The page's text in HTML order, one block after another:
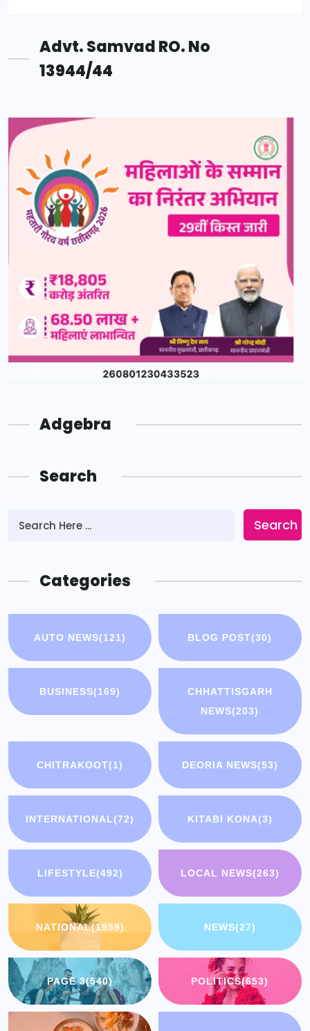
Advt. Samvad RO. No
13944/44
Adgebra
Search
Search
Categories
AUTO NEWS(121) BLOG POST(30)
BUSINESS(169)
CHHATTISGARH
NEWS(203)
CHITRAKOOT(1) DEORIA NEWS(53)
INTERNATIONAL(72) KITABI KONA(3)
LIFESTYLE(492) LOCAL NEWS(263)
NATIONAL(1959) NEWS(27)
PAGE 3(540) POLITICS(653)